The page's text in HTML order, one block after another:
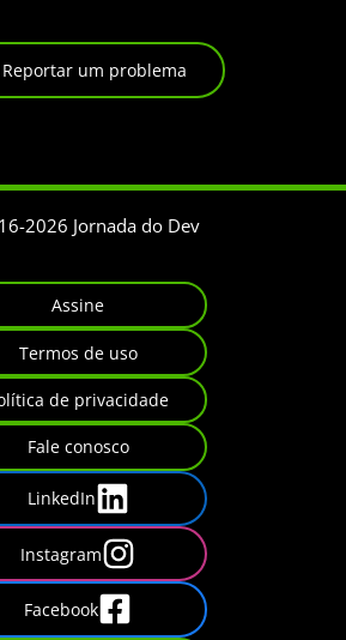
Reportar um problema
2026 Jornada do Dev
Assine
Termos de uso
de privacidade
Fale conosco
LinkedIn
Instagram
Facebook